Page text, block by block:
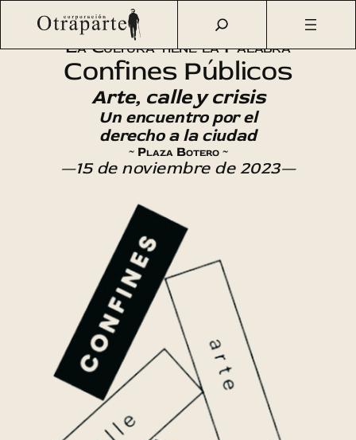
Saltar
Otraparte.org/Agenda Cultural Arte/ Confines Públicos
La Cultura tiene la Palabra
Confines Públicos
Arte, calle y crisis
Un encuentro por el
derecho a la ciudad
~ Plaza Botero ~
—15 de noviembre de 2023—